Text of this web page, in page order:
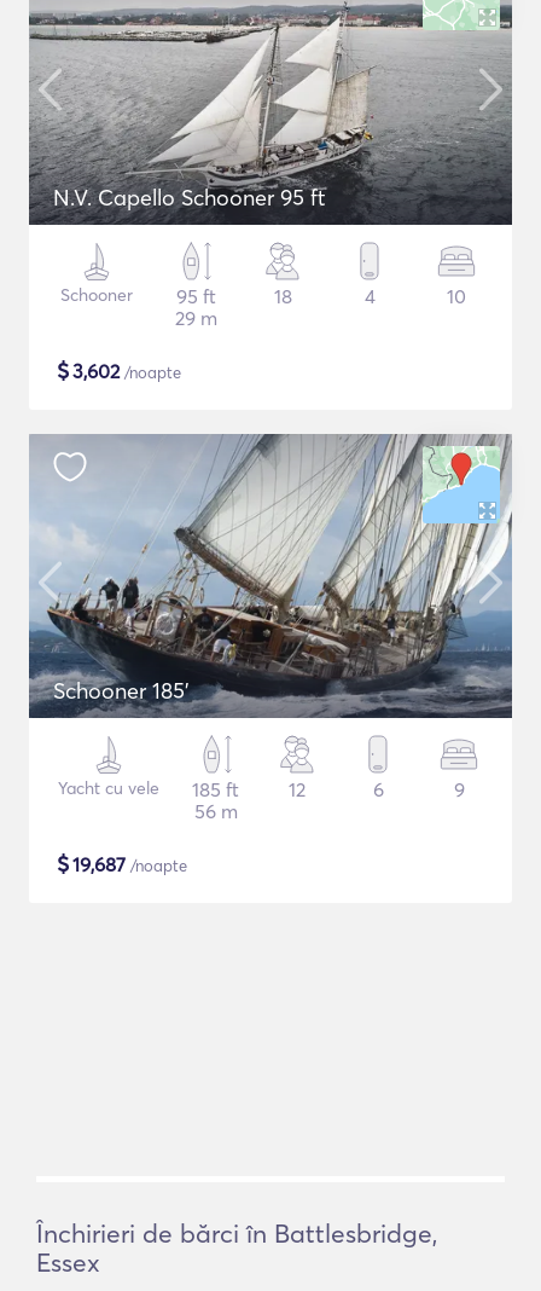
N.V. Capello Schooner 95 ft
Schooner
95 ft
29 m
18 4 10
$3,602/noapte
Schooner 185'
Yacht cu vele
185 ft
56 m
12 6 9
$19,687 /noapte
Închirieri de bărci în Battlesbridge,
Essex